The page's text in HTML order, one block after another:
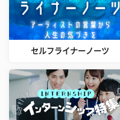
セルフライナーノーツ